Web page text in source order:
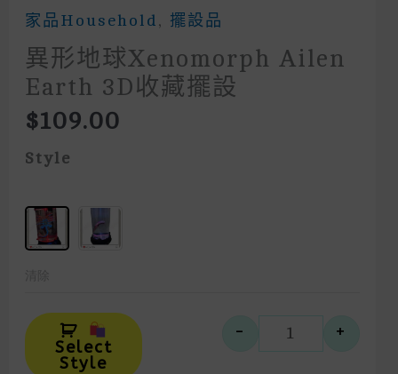
家品household , 擺設品
異形地球xenomorph Ailen
Earth 3D收藏擺設
$109.00
Style
異形地球
- +
Select
Style